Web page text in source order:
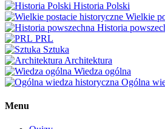
Historia Polski
Wielkie
Historia
PRL
Sztuka
Architektura
Wiedza ogólna
Ogólna
Menu